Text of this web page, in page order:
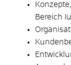
Bereich